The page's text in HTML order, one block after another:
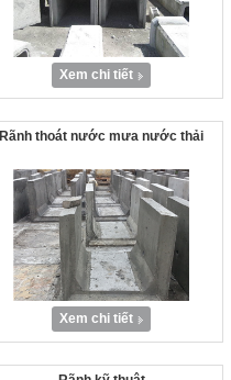
Xem chi tiết
Rãnh thoát nước mưa nước thải
Xem chi tiết